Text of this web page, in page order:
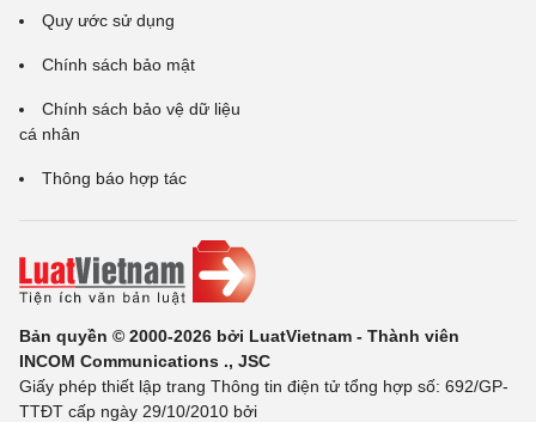
Quy ước sử dụng
Chính sách bảo mật
Chính sách bảo vệ dữ liệu
cá nhân
Thông báo hợp tác
Bản quyền © 2000-2026 bởi LuatVietnam - Thành viên
INCOM Communications ., JSC
Giấy phép thiết lập trang Thông tin điện tử tổng hợp số: 692/GP-
TTĐT cấp ngày 29/10/2010 bởi